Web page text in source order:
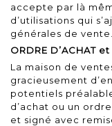
accepte par là
d’utilisations qui
générales de vente.
ORDRE D’ACHAT
La maison de
gracieusement
potentiels
d’achat ou un
et signé avec